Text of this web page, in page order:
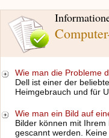
Wie man die Probleme
Dell ist einer der
Heimgebrauch und für
Wie man ein Bild auf
Bilder können mit
gescannt werden.